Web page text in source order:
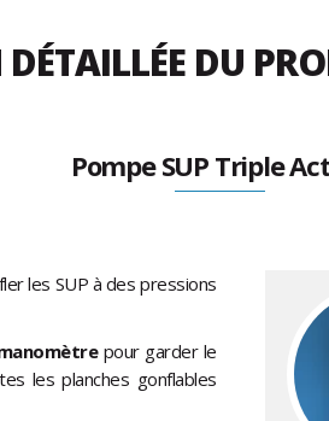
DÉTAILLÉE DU
Pompe SUP Triple
les SUP à des pressions
pour garder le
les planches gonflables